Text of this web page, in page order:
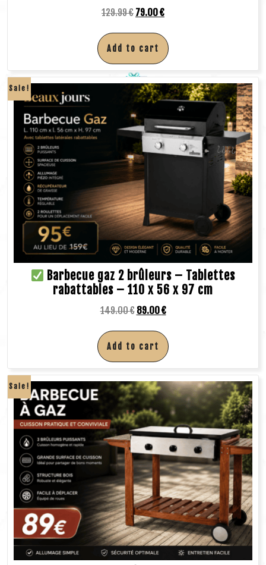
129.99€ 79.00€
Add to cart
Sale!
Barbecue gaz 2 brûleurs – Tablettes
rabattables – 110 x 56 x 97 cm
149.00€ 89.00€
Add to cart
Sale!